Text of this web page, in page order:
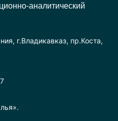
аналитический
г.Владикавказ, пр.Коста,